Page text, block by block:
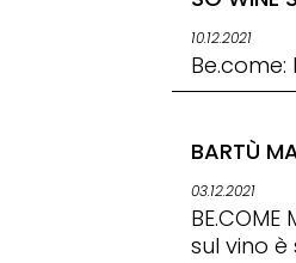
10.12.2021
BARTÙ
03.12.2021
sul vino è